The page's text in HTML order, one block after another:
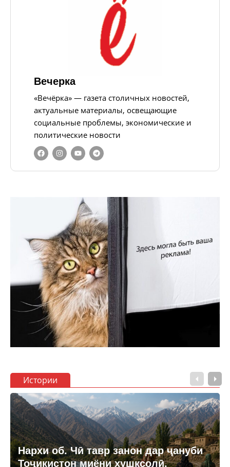
Вечерка
«Вечёрка» — газета столичных новостей,
актуальные материалы, освещающие
социальные проблемы, экономические и
политические новости
Истории
Нархи об. Чӣ тавр занон дар ҷануби
Тоҷикистон миёни хушксолӣ,